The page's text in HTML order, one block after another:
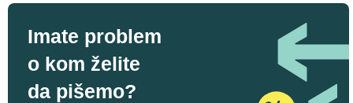
Imate problem
o kom želite
da pišemo?